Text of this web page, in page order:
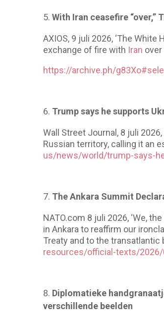
With Iran ceasefire
AXIOS, 9 juli 2026, ‘The
exchange of fire with Iran over
https://archive.ph/
Trump says he supports
Wall Street Journal, 8 juli
Russian territory, calling it an
us/news/world/trump-says-
The Ankara Summit
NATO.com 8 juli 2026, ‘We,
in Ankara to reaffirm our
Treaty and to the transatlantic
resources/official-texts/
Diplomatieke
verschillende beelden